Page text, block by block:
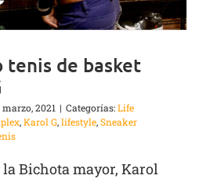
tenis de basket
marzo, 2021 | Categorías:Life
,Karol G,lifestyle,Sneaker
Bichota mayor, Karol